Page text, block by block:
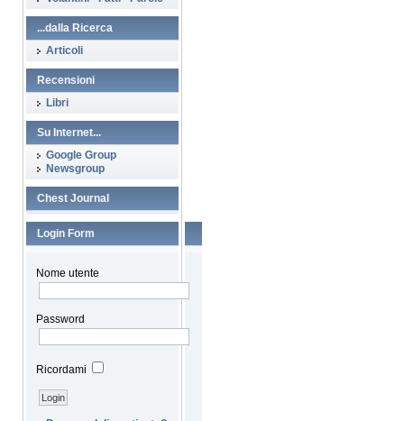
...dalla Ricerca
Articoli
Recensioni
Libri
Su Internet...
Google Group
Newsgroup
Chest Journal
Login Form
Nome utente
Password
Ricordami